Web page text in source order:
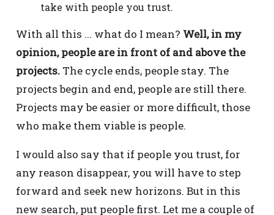
take with people you trust.
With all this ... what do I mean? Well, in my
opinion, people are in front of and above the
projects. The cycle ends, people stay. The
projects begin and end, people are still there.
Projects may be easier or more difficult, those
who make them viable is people.
I would also say that if people you trust, for
any reason disappear, you will have to step
forward and seek new horizons. But in this
new search, put people first. Let me a couple of